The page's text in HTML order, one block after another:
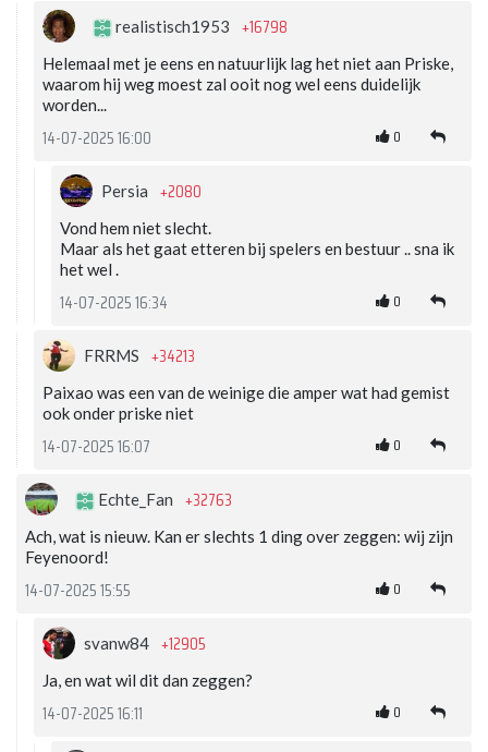
realistisch1953 +16798
Helemaal met je eens en natuurlijk lag het niet aan Priske,
waarom hij weg moest zal ooit nog wel eens duidelijk
worden...
14-07-2025 16:00 0
Persia +2080
Vond hem niet slecht.
Maar als het gaat etteren bij spelers en bestuur .. sna ik
het wel .
14-07-2025 16:34 0
FRRMS +34213
Paixao was een van de weinige die amper wat had gemist
ook onder priske niet
14-07-2025 16:07 0
Echte_Fan +32763
Ach, wat is nieuw. Kan er slechts 1 ding over zeggen: wij zijn
Feyenoord!
14-07-2025 15:55 0
svanw84 +12905
Ja, en wat wil dit dan zeggen?
14-07-2025 16:11 0